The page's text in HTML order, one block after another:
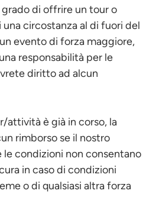
grado di offrire un tour o
circostanza al di fuori del
evento di forza maggiore,
responsabilità per le
diritto ad alcun
attività è già in corso, la
rimborso se il nostro
le condizioni non consentano
in caso di condizioni
o di qualsiasi altra forza